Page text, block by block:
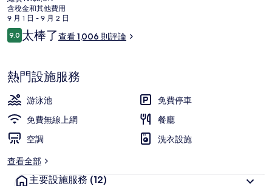
的
價
格
是
含稅金和其他費用
9 月 1 日 - 9 月 2 日
評
論
9.09.0 分，滿分 10 分，
太棒了查看 1,006 則評論
熱門設施服務
游泳池
免費停車
免費無線上網
餐廳
空調
洗衣設施
查看全部
主要設施服務 (12)